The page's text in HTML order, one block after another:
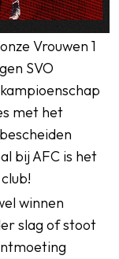
Vrouwen 1
SVO
met het
bij AFC is het
winnen
slag of stoot